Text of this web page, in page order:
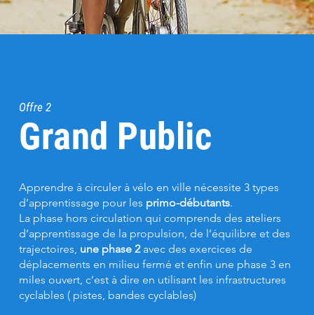
Offre 2
Grand Public
Apprendre à circuler à vélo en ville nécessite 3 types
d’apprentissage pour les primo-débutants.
La phase hors circulation qui comprends des ateliers
d’apprentissage de la propulsion, de l’équilibre et des
trajectoires, une phase 2avec des exercices de
déplacements en milieu fermé et enfin une phase 3 en
miles ouvert, c’est à dire en utilisant les infrastructures
cyclables ( pistes, bandes cyclables)